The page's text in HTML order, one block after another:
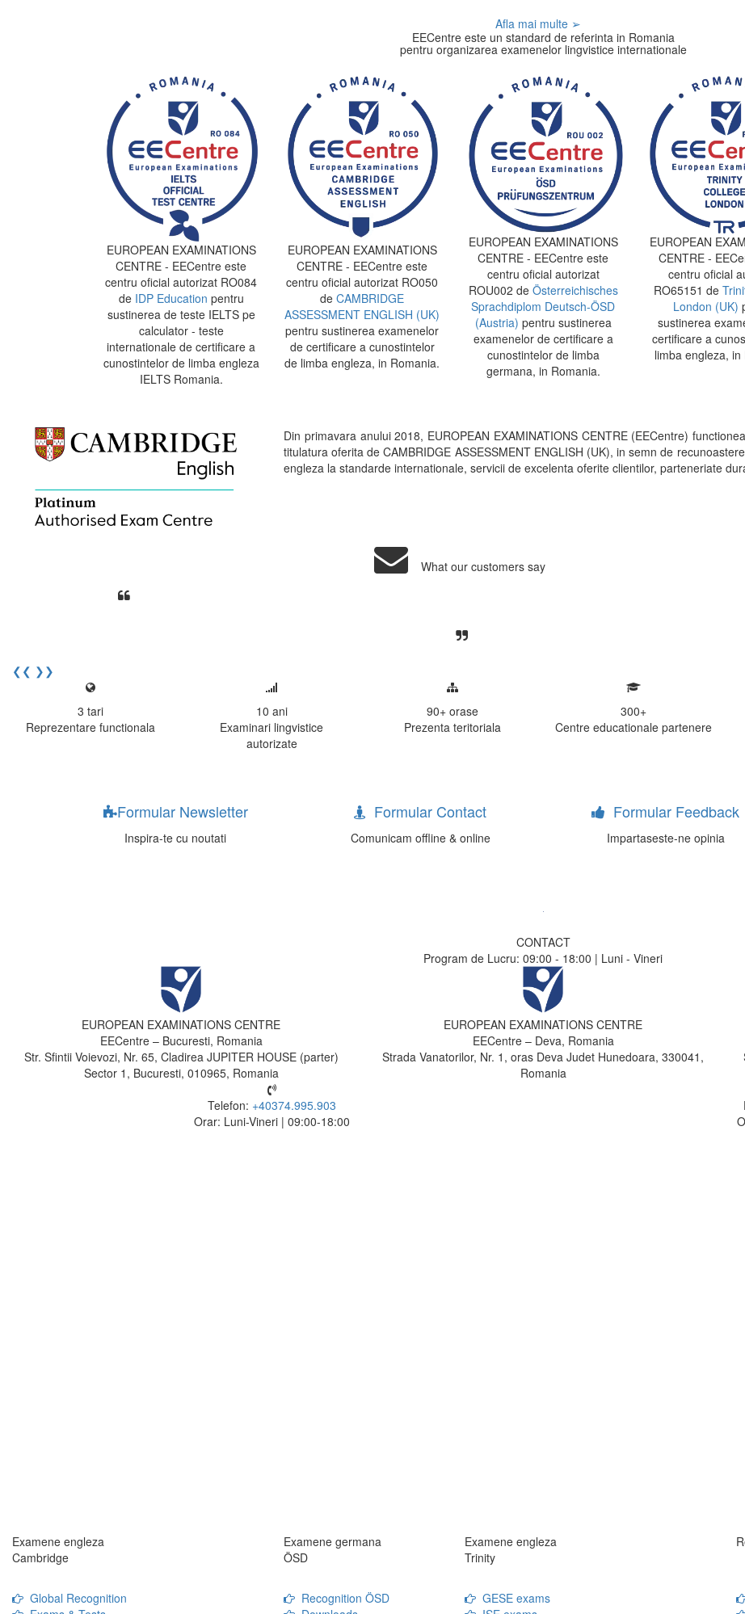
Afla mai multe ➢
EECentre este un standard de referinta in Romania
pentru organizarea examenelor lingvistice internationale
EUROPEAN EXAMINATIONS
CENTRE - EECentre este
centru oficial autorizat RO084
de IDP Education pentru
sustinerea de teste IELTS pe
calculator - teste
internationale de certificare a
cunostintelor de limba engleza
IELTS Romania.
EUROPEAN EXAMINATIONS
CENTRE - EECentre este
centru oficial autorizat RO050
de CAMBRIDGE
ASSESSMENT ENGLISH (UK)
pentru sustinerea examenelor
de certificare a cunostintelor
de limba engleza, in Romania.
EUROPEAN EXAMINATIONS
CENTRE - EECentre este
centru oficial autorizat
ROU002 deÖsterreichisches
Sprachdiplom Deutsch-ÖSD
(Austria) pentru sustinerea
examenelor de certificare a
cunostintelor de limba
germana, in Romania.
EUROPEAN
CENTRE -
centru oficial
RO65151 de
London (UK)
sustinerea
certificare a
limba engleza, in
Din primavara anului 2018, EUROPEAN EXAMINATIONS CENTRE (EECentre)
titulatura oferita de CAMBRIDGE ASSESSMENT ENGLISH (UK), in semn de
engleza la standarde internationale, servicii de excelenta oferite clientilor, parteneriate
What our customers say
cu nerabdare urmatoarea sesiune de examinare.
❮❮ ❯❯
3 tari
Reprezentare functionala
10 ani
Examinari lingvistice
autorizate
90+ orase
Prezenta teritoriala
300+
Centre educationale partenere
Formular Newsletter
Inspira-te cu noutati
Formular Contact
Comunicam offline & online
Formular Feedback
Impartaseste-ne opinia
CONTACT
Program de Lucru: 09:00 - 18:00 | Luni - Vineri
EUROPEAN EXAMINATIONS CENTRE
EECentre – Bucuresti, Romania
Str. Sfintii Voievozi, Nr. 65, Cladirea JUPITER HOUSE (parter)
Sector 1, Bucuresti, 010965, Romania
EUROPEAN EXAMINATIONS CENTRE
EECentre – Deva, Romania
Strada Vanatorilor, Nr. 1, oras Deva Judet Hunedoara, 330041,
Romania
Telefon: +40374.995.903
Orar: Luni-Vineri | 09:00-18:00
Examene engleza
Cambridge
Global Recognition
Examene germana
ÖSD
Recognition ÖSD
Examene engleza
Trinity
GESE exams